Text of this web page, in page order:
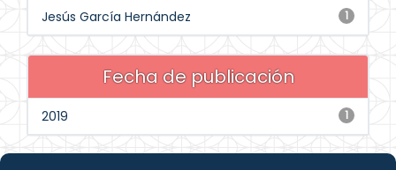
1
Jesús García Hernández
Fecha de publicación
1
2019